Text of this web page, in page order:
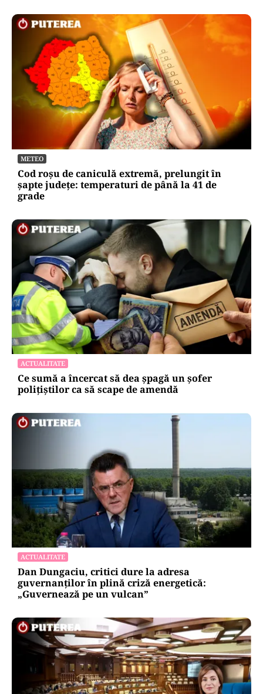
METEO
Cod roșu de caniculă extremă, prelungit în
șapte județe: temperaturi de până la 41 de
grade
ACTUALITATE
Ce sumă a încercat să dea șpagă un șofer
polițiștilor ca să scape de amendă
ACTUALITATE
Dan Dungaciu, critici dure la adresa
guvernanților în plină criză energetică:
„Guvernează pe un vulcan”